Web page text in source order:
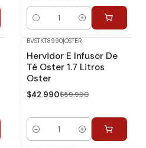
Cantidad
BVSTKT8990 OSTER
Hervidor E Infusor De
Té Oster 1.7 Litros
Oster
$42.990$59.990
Cantidad